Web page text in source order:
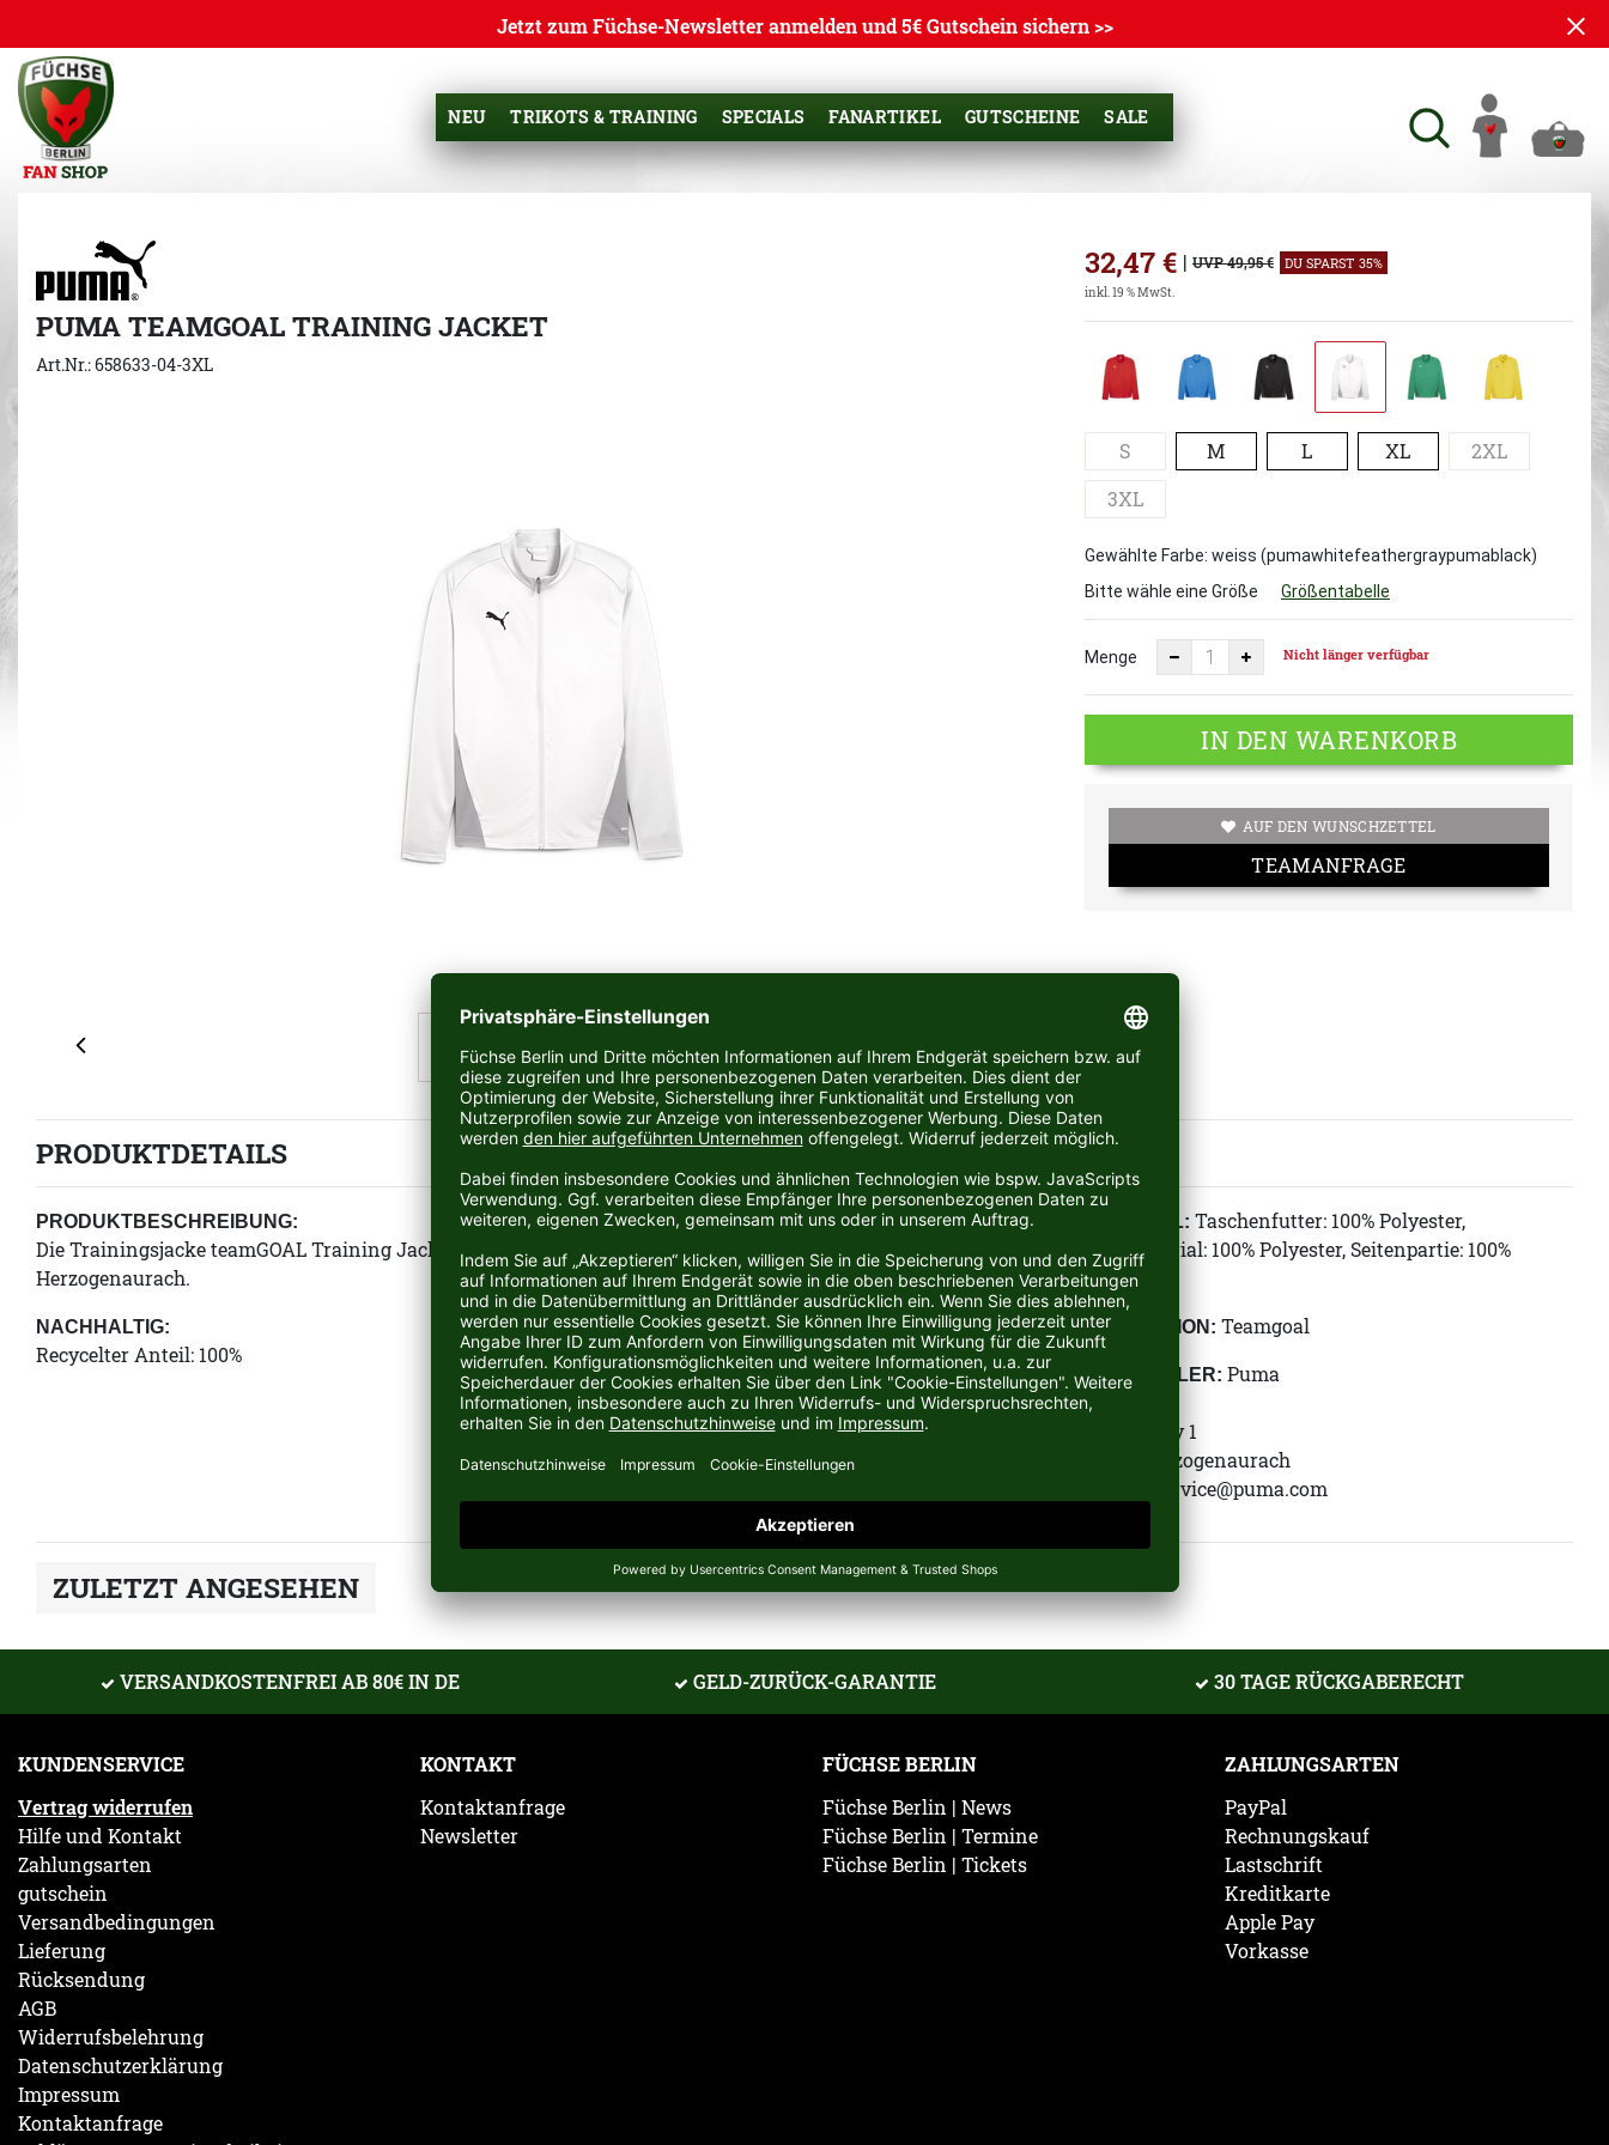
Jetzt zum Füchse-Newsletter anmelden und 5€ Gutschein sichern >>
NEU TRIKOTS & TRAINING SPECIALS FANARTIKEL GUTSCHEINE SALE
PUMA TEAMGOAL TRAINING JACKET
Art.Nr.: 658633-04-3XL
32,47€ | UVP 49,95 € DU SPARST 35%
inkl. 19 % MwSt.
S M L XL
2XL
3XL
Gewählte Farbe: weiss (pumawhitefeathergraypumablack)
Bitte wähle eine Größe
Größentabelle
Menge Nicht länger verfügbar
IN DEN WARENKORB
AUF DEN WUNSCHZETTEL
TEAMANFRAGE
PRODUKTDETAILS
PRODUKTBESCHREIBUNG:
Die Trainingsjacke teamGOAL Training Jacket vom deutschen Sportartikelhersteller Puma aus
Herzogenaurach.
NACHHALTIG:
Recycelter Anteil: 100%
MATERIAL: Taschenfutter: 100% Polyester,
Obermaterial: 100% Polyester, Seitenpartie: 100%
Polyester
KOLLEKTION: Teamgoal
HERSTELLER: Puma
Puma SE
Puma Way 1
91074 Herzogenaurach
service@puma.com
ZULETZT ANGESEHEN
VERSANDKOSTENFREI AB 80€ IN DE GELD-ZURÜCK-GARANTIE 30 TAGE RÜCKGABERECHT
KUNDENSERVICE
Vertrag widerrufen
Hilfe und Kontakt
Zahlungsarten
gutschein
Versandbedingungen
Lieferung
Rücksendung
AGB
Widerrufsbelehrung
Datenschutzerklärung
Impressum
Kontaktanfrage
KONTAKT
Kontaktanfrage
Newsletter
FÜCHSE BERLIN
Füchse Berlin | News
Füchse Berlin | Termine
Füchse Berlin | Tickets
ZAHLUNGSARTEN
PayPal
Rechnungskauf
Lastschrift
Kreditkarte
Apple Pay
Vorkasse